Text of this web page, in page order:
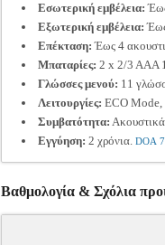
Εσωτερική εμβέλεια:
Εξωτερική εμβέλεια:
Επέκταση: Έως 4
Μπαταρίες: 2 x 2/3 AAA
Γλώσσες μενού: 11
Λειτουργίες: ECO Mode,
Συμβατότητα:
Εγγύηση: 2 χρόνια. DOA
Βαθμολογία & Σχόλια